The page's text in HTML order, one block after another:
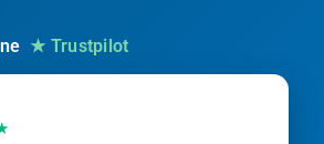
★ Trustpilot